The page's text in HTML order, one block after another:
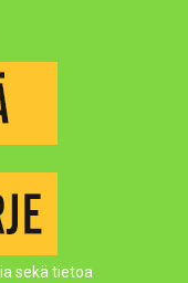
sekä tietoa